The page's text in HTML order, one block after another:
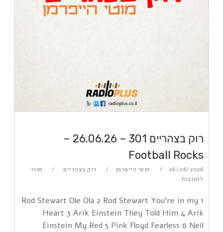
רוק בצהריים 301 – 26.06.26 –
Football Rocks
26/06/2026 מוטי הייפרמן רוק בצהריים
סגור
לתגובות
1 Rod Stewart Ole Ola 2 Rod Stewart You're in my
Heart 3 Arik Einstein They Told Him 4 Arik
Einstein My Red 5 Pink Floyd Fearless 6 Neil